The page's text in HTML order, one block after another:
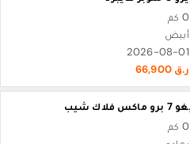
0 كم
أبيض
2026-08-01
ر.ق 66,900
0 كم